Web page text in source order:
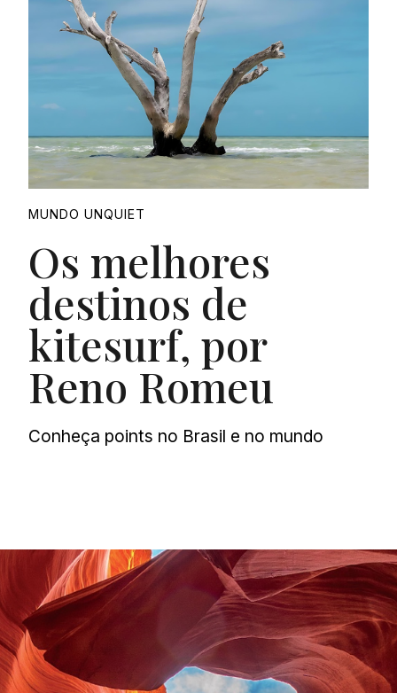
MUNDO UNQUIET
Os melhores
destinos de
kitesurf, por
Reno Romeu
Conheça points no Brasil e no mundo